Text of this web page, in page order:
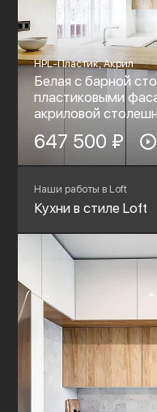
HPL-Пластик, Акрил
Белая с барной
пластиковыми
акриловой
647 500 ₽
Наши работы в Loft
Кухни в стиле Loft